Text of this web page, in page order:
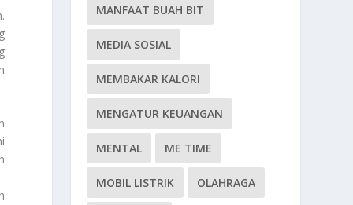
MANFAAT BUAH BIT
MEDIA SOSIAL
MEMBAKAR KALORI
MENGATUR KEUANGAN
MENTAL ME TIME
MOBIL LISTRIK OLAHRAGA